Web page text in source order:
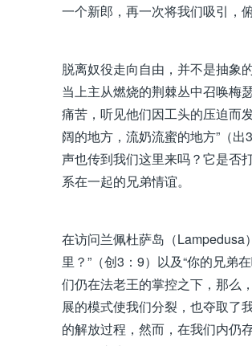
一个新郎，再一次将我们吸引，
脱离奴役走向自由，并不是抽象
当上主从燃烧的荆棘丛中召唤梅
痛苦，听见他们因工头的压迫而
阔的地方，流奶流蜜的地方”（
声也传到我们这里来吗？它是否
系在一起的兄弟情谊。
在访问兰佩杜萨岛（Lampedusa
里？”（创3：9）以及“你的兄弟
们仍在法老王的掌控之下，那么
展的模式使我们分裂，也夺取了
的解放过程，然而，在我们内仍